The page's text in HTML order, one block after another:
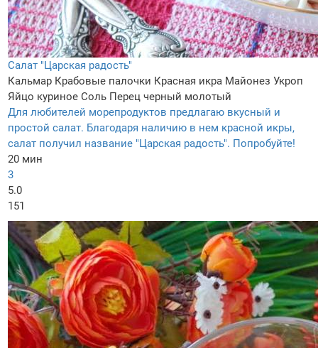
Салат "Царская радость"
Кальмар Крабовые палочки Красная икра Майонез Укроп
Яйцо куриное Соль Перец черный молотый
Для любителей морепродуктов предлагаю вкусный и
простой салат. Благодаря наличию в нем красной икры,
салат получил название "Царская радость". Попробуйте!
20 мин
3
5.0
151